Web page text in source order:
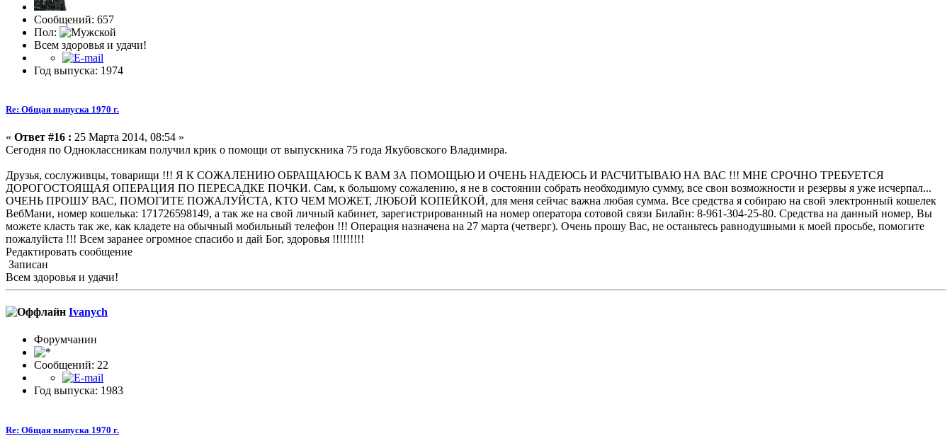
Сообщений: 657
Пол:
Всем здоровья и удачи!
Год выпуска: 1974
Re: Общая выпуска 1970 г.
« Ответ #16 : 25 Марта 2014, 08:54 »
Сегодня по Одноклассникам получил крик о помощи от выпускника 75 года Якубовского Владимира.
Друзья, сослуживцы, товарищи !!! Я К СОЖАЛЕНИЮ ОБРАЩАЮСЬ К ВАМ ЗА ПОМОЩЬЮ И ОЧЕНЬ НАДЕЮСЬ И РАСЧИТЫВАЮ НА ВАС !!! МНЕ СРОЧНО ТРЕБУЕТСЯ
ДОРОГОСТОЯЩАЯ ОПЕРАЦИЯ ПО ПЕРЕСАДКЕ ПОЧКИ. Сам, к большому сожалению, я не в состоянии собрать необходимую сумму, все свои возможности и резервы я уже исчерпал...
ОЧЕНЬ ПРОШУ ВАС, ПОМОГИТЕ ПОЖАЛУЙСТА, КТО ЧЕМ МОЖЕТ, ЛЮБОЙ КОПЕЙКОЙ, для меня сейчас важна любая сумма. Все средства я собираю на свой электронный кошелек
ВебМани, номер кошелька: 171726598149, а так же на свой личный кабинет, зарегистрированный на номер оператора сотовой связи Билайн: 8-961-304-25-80. Средства на данный номер, Вы
можете класть так же, как кладете на обычный мобильный телефон !!! Операция назначена на 27 марта (четверг). Очень прошу Вас, не останьтесь равнодушными к моей просьбе, помогите
пожалуйста !!! Всем заранее огромное спасибо и дай Бог, здоровья !!!!!!!!!
Редактировать сообщение
Записан
Всем здоровья и удачи!
Ivanych
Форумчанин
Сообщений: 22
Год выпуска: 1983
Re: Общая выпуска 1970 г.